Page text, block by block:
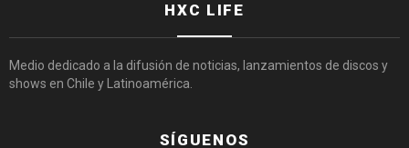
HXC LIFE
Medio dedicado a la difusión de noticias, lanzamientos de discos y
shows en Chile y Latinoamérica.
SÍGUENOS